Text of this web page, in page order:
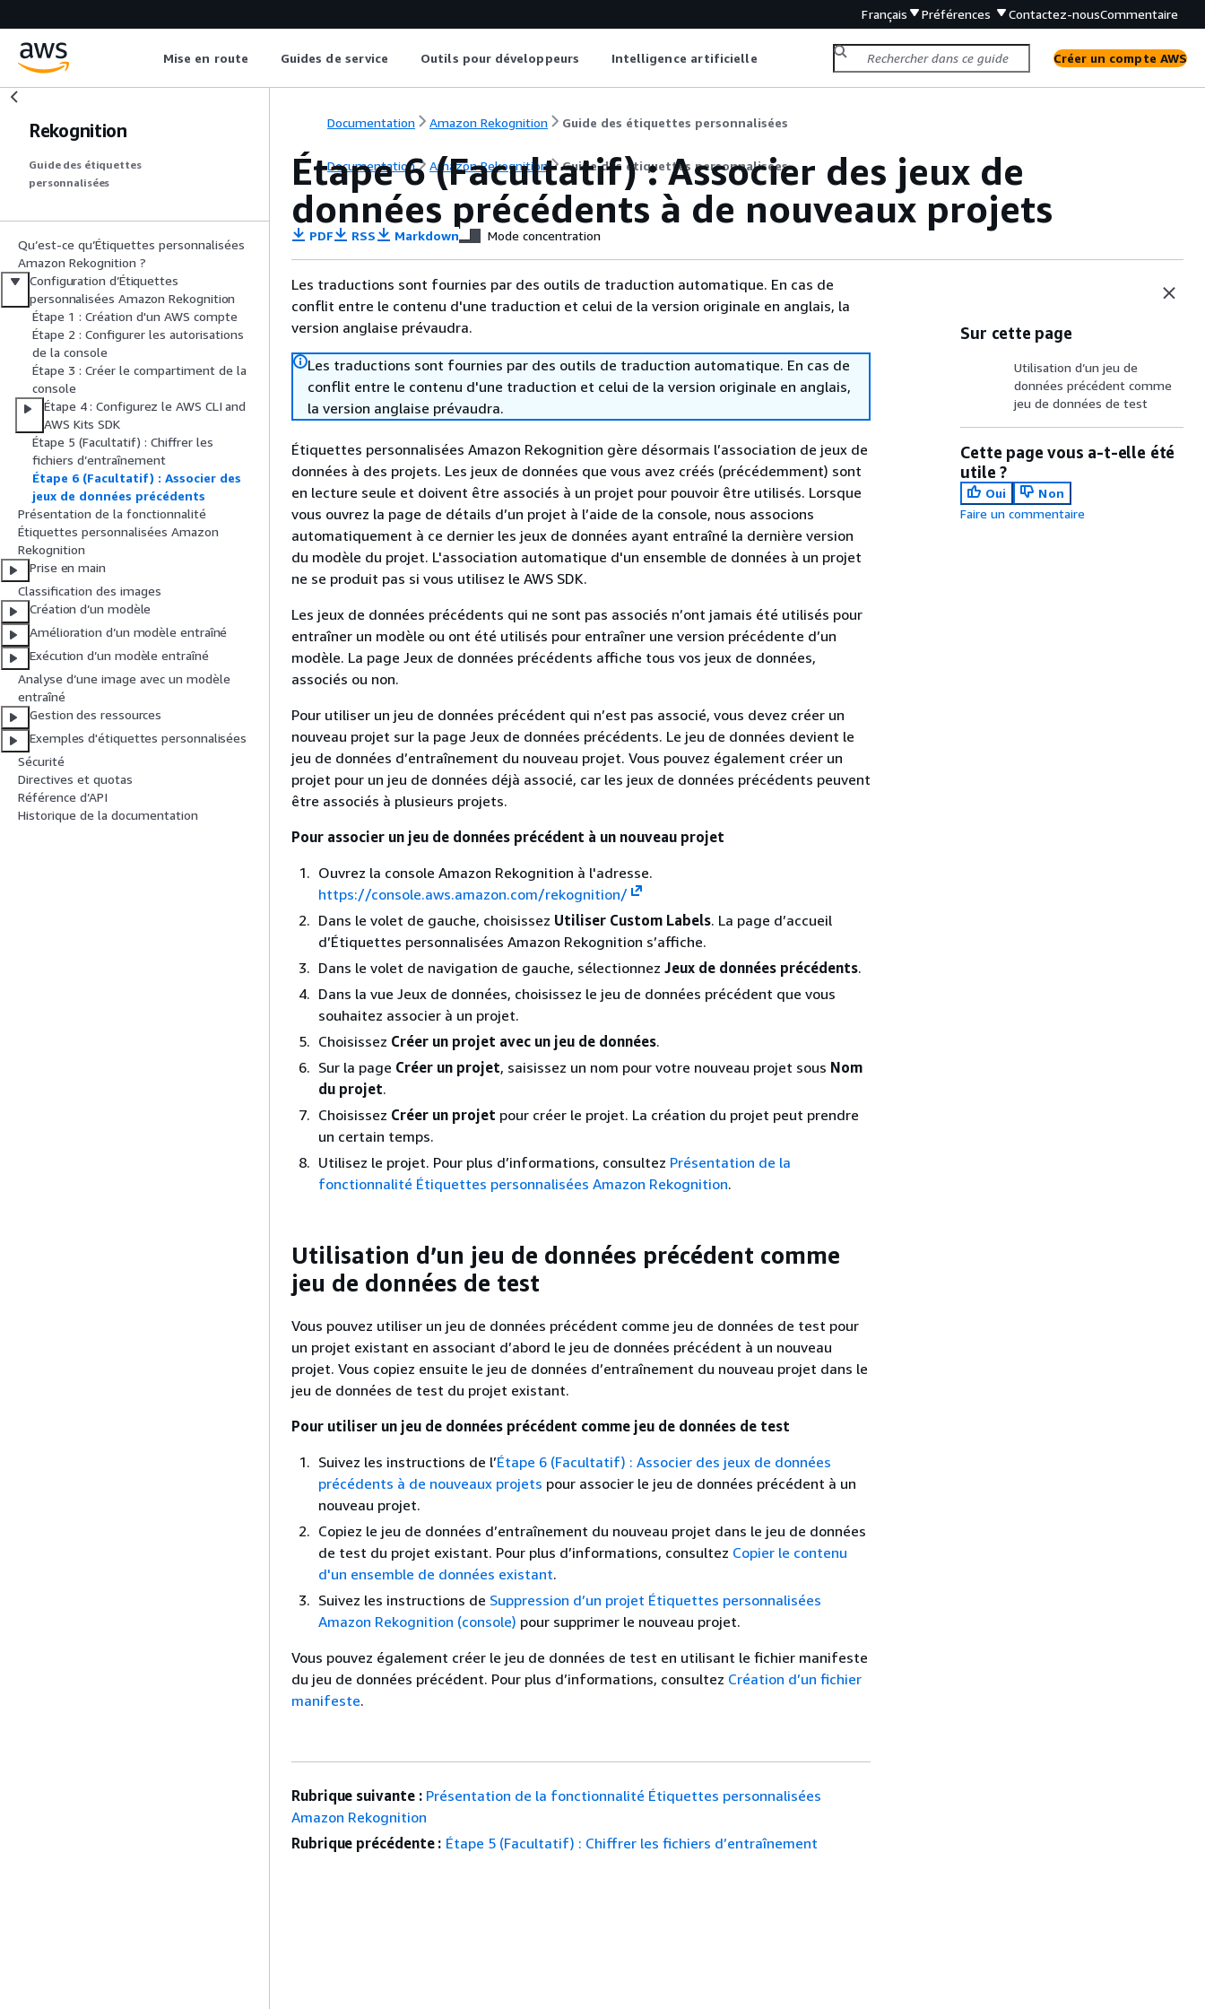
Français Préférences Contactez-nousCommentaire
Mise en route Guides de service Outils pour développeurs Intelligence artificielle Créer un compte AWS
Rekognition
Guide des étiquettes
personnalisées
Qu’est-ce qu’Étiquettes personnalisées
Amazon Rekognition ?
Configuration d’Étiquettes
personnalisées Amazon Rekognition
Étape 1 : Création d'un AWS compte
Étape 2 : Configurer les autorisations
de la console
Étape 3 : Créer le compartiment de la
console
Étape 4 : Configurez le AWS CLI and
AWS Kits SDK
Étape 5 (Facultatif) : Chiffrer les
fichiers d’entraînement
Étape 6 (Facultatif) : Associer des
jeux de données précédents
Présentation de la fonctionnalité
Étiquettes personnalisées Amazon
Rekognition
Prise en main
Classification des images
Création d’un modèle
Amélioration d’un modèle entraîné
Exécution d’un modèle entraîné
Analyse d’une image avec un modèle
entraîné
Gestion des ressources
Exemples d'étiquettes personnalisées
Sécurité
Directives et quotas
Référence d’API
Historique de la documentation
Documentation Amazon Rekognition Guide des étiquettes personnalisées
Documentation Amazon Rekognition Guide des étiquettes personnalisées
Étape 6 (Facultatif) : Associer des jeux de
données précédents à de nouveaux projets
PDF RSS Markdown Mode concentration
Les traductions sont fournies par des outils de traduction automatique. En cas de
conflit entre le contenu d'une traduction et celui de la version originale en anglais, la
version anglaise prévaudra.
Les traductions sont fournies par des outils de traduction automatique. En cas de
conflit entre le contenu d'une traduction et celui de la version originale en anglais,
la version anglaise prévaudra.
Étiquettes personnalisées Amazon Rekognition gère désormais l’association de jeux de
données à des projets. Les jeux de données que vous avez créés (précédemment) sont
en lecture seule et doivent être associés à un projet pour pouvoir être utilisés. Lorsque
vous ouvrez la page de détails d’un projet à l’aide de la console, nous associons
automatiquement à ce dernier les jeux de données ayant entraîné la dernière version
du modèle du projet. L'association automatique d'un ensemble de données à un projet
ne se produit pas si vous utilisez le AWS SDK.
Les jeux de données précédents qui ne sont pas associés n’ont jamais été utilisés pour
entraîner un modèle ou ont été utilisés pour entraîner une version précédente d’un
modèle. La page Jeux de données précédents affiche tous vos jeux de données,
associés ou non.
Pour utiliser un jeu de données précédent qui n’est pas associé, vous devez créer un
nouveau projet sur la page Jeux de données précédents. Le jeu de données devient le
jeu de données d’entraînement du nouveau projet. Vous pouvez également créer un
projet pour un jeu de données déjà associé, car les jeux de données précédents peuvent
être associés à plusieurs projets.
Pour associer un jeu de données précédent à un nouveau projet
Ouvrez la console Amazon Rekognition à l'adresse.
https://console.aws.amazon.com/rekognition/
Dans le volet de gauche, choisissez Utiliser Custom Labels. La page d’accueil
d’Étiquettes personnalisées Amazon Rekognition s’affiche.
Dans le volet de navigation de gauche, sélectionnez Jeux de données précédents.
Dans la vue Jeux de données, choisissez le jeu de données précédent que vous
souhaitez associer à un projet.
Choisissez Créer un projet avec un jeu de données.
Sur la page Créer un projet, saisissez un nom pour votre nouveau projet sous Nom
du projet.
Choisissez Créer un projet pour créer le projet. La création du projet peut prendre
un certain temps.
Utilisez le projet. Pour plus d’informations, consultez Présentation de la
fonctionnalité Étiquettes personnalisées Amazon Rekognition.
Utilisation d’un jeu de données précédent comme
jeu de données de test
Vous pouvez utiliser un jeu de données précédent comme jeu de données de test pour
un projet existant en associant d’abord le jeu de données précédent à un nouveau
projet. Vous copiez ensuite le jeu de données d’entraînement du nouveau projet dans le
jeu de données de test du projet existant.
Pour utiliser un jeu de données précédent comme jeu de données de test
Suivez les instructions de l’Étape 6 (Facultatif) : Associer des jeux de données
précédents à de nouveaux projets pour associer le jeu de données précédent à un
nouveau projet.
Copiez le jeu de données d’entraînement du nouveau projet dans le jeu de données
de test du projet existant. Pour plus d’informations, consultez Copier le contenu
d'un ensemble de données existant.
Suivez les instructions de Suppression d’un projet Étiquettes personnalisées
Amazon Rekognition (console) pour supprimer le nouveau projet.
Vous pouvez également créer le jeu de données de test en utilisant le fichier manifeste
du jeu de données précédent. Pour plus d’informations, consultez Création d’un fichier
manifeste.
Sur cette page
Utilisation d’un jeu de
données précédent comme
jeu de données de test
Cette page vous a-t-elle été
utile ?
Oui
Non
Faire un commentaire
Rubrique suivante : Présentation de la fonctionnalité Étiquettes personnalisées
Amazon Rekognition
Rubrique précédente : Étape 5 (Facultatif) : Chiffrer les fichiers d’entraînement